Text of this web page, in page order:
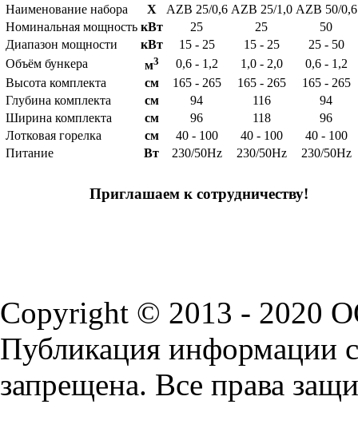
Наименование набора
X AZB 25/0,6 AZB 25/1,0 AZB 50/0,6
Номинальная мощность кВт 25 25
50
Диапазон мощности
кВт 15 - 25 15 - 25
25 - 50
Объём бункера
м3 0,6 - 1,2 1,0 - 2,0
0,6 - 1,2
Высота комплекта
см 165 - 265 165 - 265
165 - 265
Глубина комплекта
см 94 116
94
Ширина комплекта
см 96 118
96
Лотковая горелка
см 40 - 100 40 - 100
40 - 100
Питание
Вт 230/50Hz 230/50Hz 230/50Hz
Приглашаем к сотрудничеству!
Copyright © 2013 - 2020
Публикация информации
запрещена. Все права